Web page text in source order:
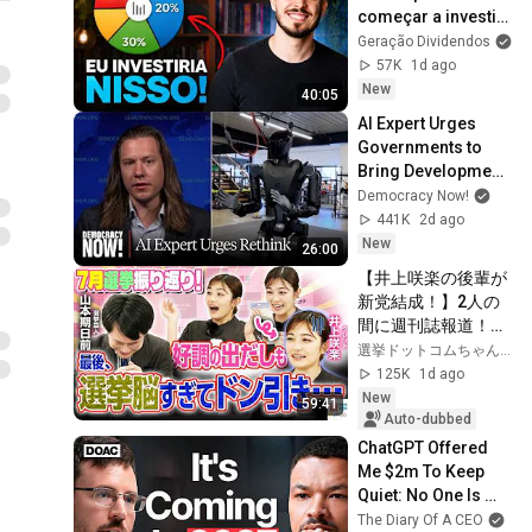
11
28:51
köögis🎄
Maakondlikud arenduskeskused
12
1:27:50
Praktiline töötuba: MTÜ
liikmeskonna
korrastamise talgud
22.01.2025
Maakondlikud arenduskeskused
1:44:25
Praktiline infopäev: MTÜ
rahastamise võimalused
Maakondlikud arenduskeskused
14
1:01:48
🔴 LIVE Podcast:
Vabatahtlik töö: lihtne viis
kogukonda panustada ja
isiklikult kasvada
Maakondlikud arenduskeskused
15
🔴 LIVE Podcast: Noored
kogukonnas - miks ja
kuidas neid kaasata
Maakondlikud arenduskeskused
16
Praktiline Veebikoolitus:
MTÜ üldkoosoleku
korraldamise talgud
Maakondlikud arenduskeskused
17
🔴 LIVE Podcast: ABCD
MUDEL: Kuidas märgata ja
40:05
começar a investir
do zero, faria
isso...
Geração Dividendos
57K
1d ago
New
26:00
AI Expert Urges
Governments to
Bring Development
to "Grinding Halt"
Amid Fears of
Rogue Technology
Democracy Now!
441K
2d ago
New
59:41
【井上咲楽の後輩が
新党結成！】2人の
間に週刊誌報道！？
／田川市長に“再生
の道”系当選／“鈴木
康友”氏が事務所侵
入で辞職願【井上咲
楽×山本期日前】｜
選挙ドットコムちゃ
んねる
125K
1d ago
New
Auto-dubbed
ChatGPT Offered
Me $2m To Keep
Quiet: No One Is
Ready For What's
The Diary Of A CEO